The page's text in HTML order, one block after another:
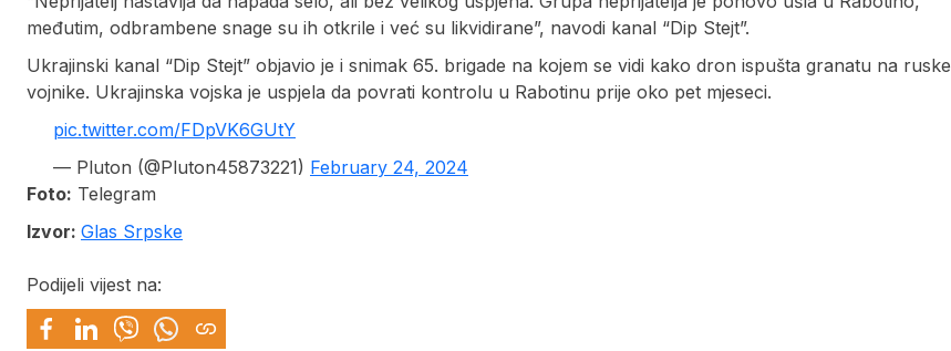
međutim, odbrambene snage su ih otkrile i već su likvidirane”, navodi kanal “Dip Stejt”.
Ukrajinski kanal “Dip Stejt” objavio je i snimak 65. brigade na kojem se vidi kako dron ispušta granatu na ruske
vojnike. Ukrajinska vojska je uspjela da povrati kontrolu u Rabotinu prije oko pet mjeseci.
pic.twitter.com/FDpVK6GUtY
— Pluton (@Pluton45873221) February 24, 2024
Foto: Telegram
Izvor: Glas Srpske
Podijeli vijest na: